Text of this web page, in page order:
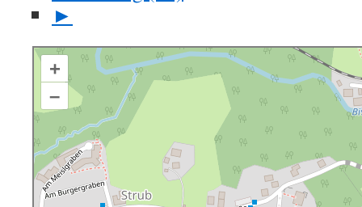
►
+
–